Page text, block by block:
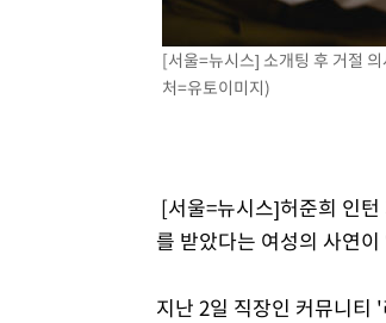
[서울=뉴시스] 소개팅 후 거절
처=유토이미지)
[서울=뉴시스]허준희 인
를 받았다는 여성의 사연
지난 2일 직장인 커뮤니티